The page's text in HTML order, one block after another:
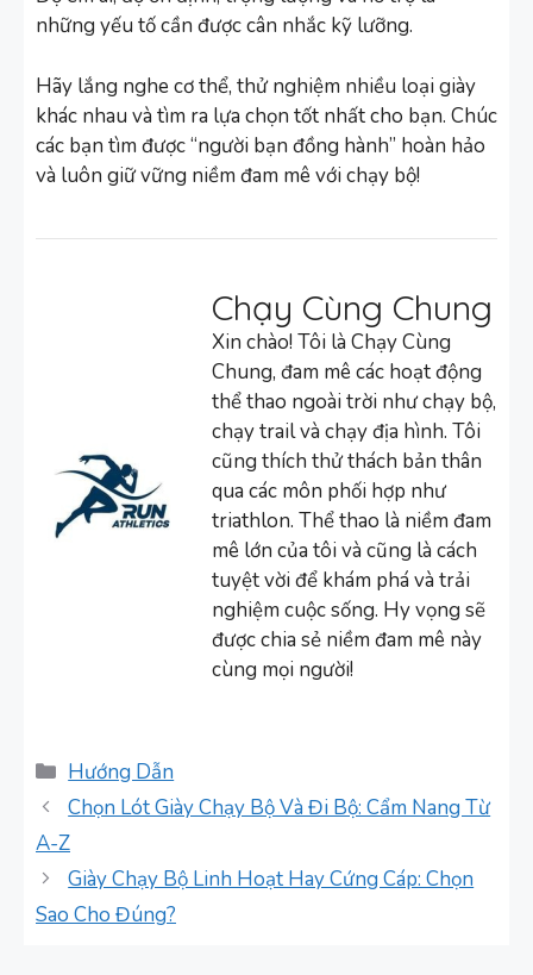
những yếu tố cần được cân nhắc kỹ lưỡng.
Hãy lắng nghe cơ thể, thử nghiệm nhiều loại giày
khác nhau và tìm ra lựa chọn tốt nhất cho bạn. Chúc
các bạn tìm được “người bạn đồng hành” hoàn hảo
và luôn giữ vững niềm đam mê với chạy bộ!
Chạy Cùng Chung
Xin chào! Tôi là Chạy Cùng
Chung, đam mê các hoạt động
thể thao ngoài trời như chạy bộ,
chạy trail và chạy địa hình. Tôi
cũng thích thử thách bản thân
qua các môn phối hợp như
triathlon. Thể thao là niềm đam
mê lớn của tôi và cũng là cách
tuyệt vời để khám phá và trải
nghiệm cuộc sống. Hy vọng sẽ
được chia sẻ niềm đam mê này
cùng mọi người!
Danh
mục
Hướng Dẫn
Chọn Lót Giày Chạy Bộ Và Đi Bộ: Cẩm Nang Từ
A-Z
Giày Chạy Bộ Linh Hoạt Hay Cứng Cáp: Chọn
Sao Cho Đúng?